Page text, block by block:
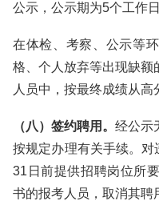
公示，公示期为5个工作日
在体检、考察、公示等
格、个人放弃等出现缺额
人员中，按最终成绩从高
（八）签约聘用。 经公示
按规定办理有关手续。对
31日前提供招聘岗位所
书的报考人员，取消其聘